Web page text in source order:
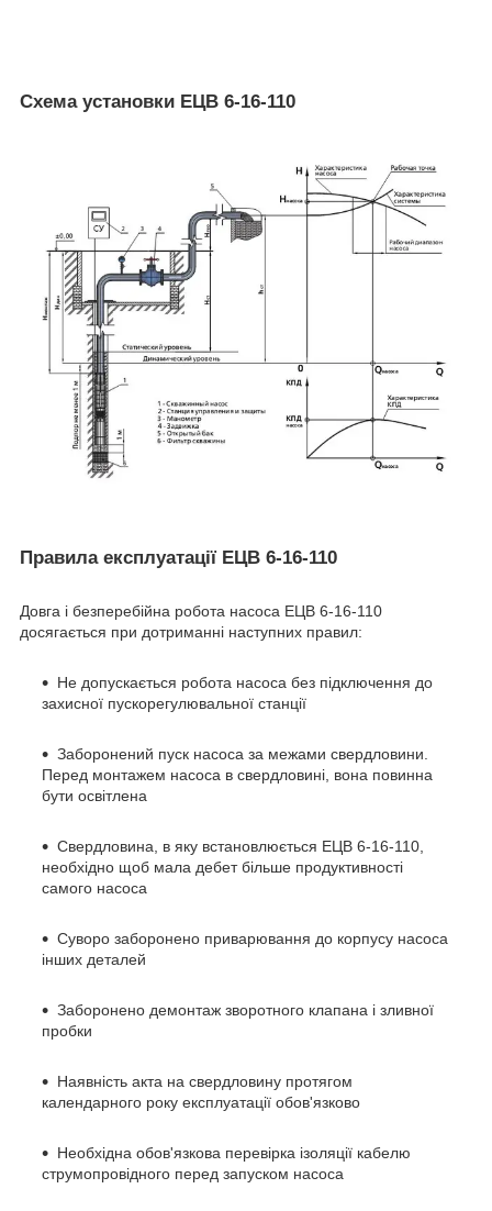
Схема установки ЕЦВ 6-16-110
Правила експлуатації ЕЦВ 6-16-110
Довга і безперебійна робота насоса ЕЦВ 6-16-110
досягається при дотриманні наступних правил:
Не допускається робота насоса без підключення до
захисної пускорегулювальної станції
Заборонений пуск насоса за межами свердловини.
Перед монтажем насоса в свердловині, вона повинна
бути освітлена
Свердловина, в яку встановлюється ЕЦВ 6-16-110,
необхідно щоб мала дебет більше продуктивності
самого насоса
Суворо заборонено приварювання до корпусу насоса
інших деталей
Заборонено демонтаж зворотного клапана і зливної
пробки
Наявність акта на свердловину протягом
календарного року експлуатації обов'язково
Необхідна обов'язкова перевірка ізоляції кабелю
струмопровідного перед запуском насоса